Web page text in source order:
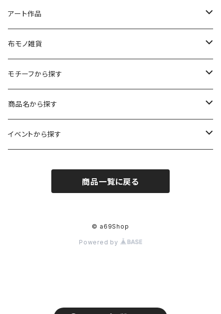
LED用ペーパーシェード
ポストカード
モビール
ペーパーオーナメント
アート作品
ポスター
kuusou-kitte（空想切手・フレーム付）
レギュラーサイズ
コンパクトサイズ
イラスト（フレーム付）
サイン付イラスト（フレーム付）
アートワークス
布モノ雑貨
ファブリックポスター
ガーゼスカーフ
てぬぐい
モチーフから探す
キャンプ - CAMPING
サーカス- CIRCUS
ウマ- HORSES
商品名から探す
kirie-deco
kuusou-kitte
イベントから探す
2021 きのうのすきま4
商品一覧に戻る
© a69Shop
Powered by